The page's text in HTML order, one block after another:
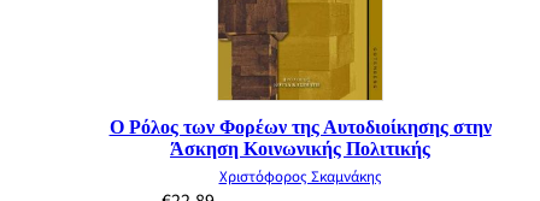
Ο Ρόλος των Φορέων της Αυτοδιοίκησης στην
Άσκηση Κοινωνικής Πολιτικής
Χριστόφορος Σκαμνάκης